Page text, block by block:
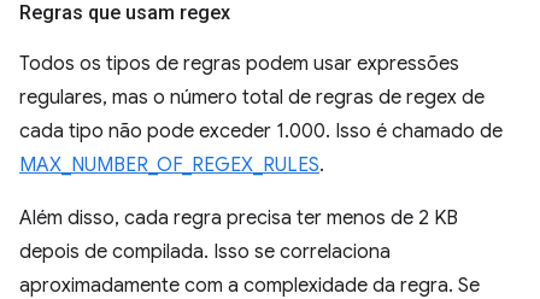
Regras que usam regex
Todos os tipos de regras podem usar expressões
regulares, mas o número total de regras de regex de
cada tipo não pode exceder 1.000. Isso é chamado de
MAX_NUMBER_OF_REGEX_RULES.
Além disso, cada regra precisa ter menos de 2 KB
depois de compilada. Isso se correlaciona
aproximadamente com a complexidade da regra. Se